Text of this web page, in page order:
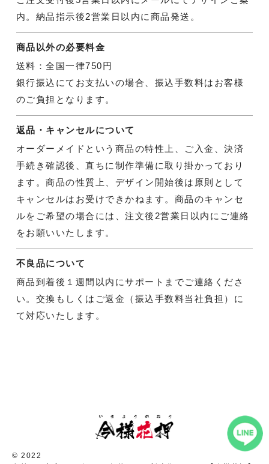
内。納品指示後2営業日以内に商品発送。
商品以外の必要料金
送料：全国一律750円
銀行振込にてお支払いの場合、振込手数料はお客様
のご負担となります。
返品・キャンセルについて
オーダーメイドという商品の特性上、ご入金、決済
手続き確認後、直ちに制作準備に取り掛かっており
ます。商品の性質上、デザイン開始後は原則として
キャンセルはお受けできかねます。商品のキャンセ
ルをご希望の場合には、注文後2営業日以内にご連絡
をお願いいたします。
不良品について
商品到着後１週間以内にサポートまでご連絡くださ
い。交換もしくはご返金（振込手数料当社負担）に
て対応いたします。
© 2022